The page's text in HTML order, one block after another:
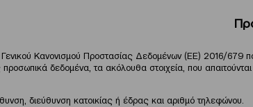
Γενικού Κανονισμού Προστασίας Δεδομένων (ΕΕ) 2016/
δεδομένα, τα ακόλουθα στοιχεία, που απαιτούνται
διεύθυνση κατοικίας ή έδρας και αριθμό τηλεφώνου.